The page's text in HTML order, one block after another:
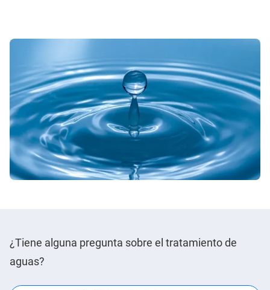
¿Tiene alguna pregunta sobre el tratamiento de
aguas?